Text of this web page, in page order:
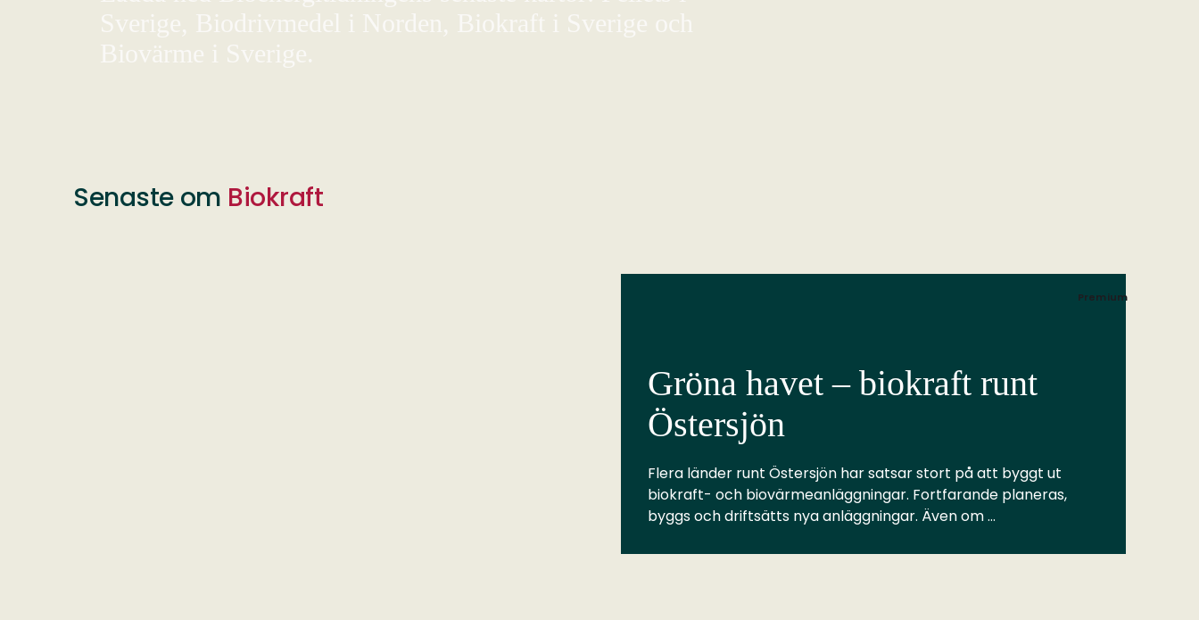
Sverige, Biodrivmedel i Norden, Biokraft i Sverige och
Biovärme i Sverige.
Senaste om Biokraft
Premium
Gröna havet – biokraft runt
Östersjön
Flera länder runt Östersjön har satsar stort på att byggt ut
biokraft- och biovärmeanläggningar. Fortfarande planeras,
byggs och driftsätts nya anläggningar. Även om …